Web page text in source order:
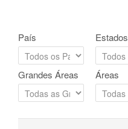
País Estados
Grandes Áreas Áreas